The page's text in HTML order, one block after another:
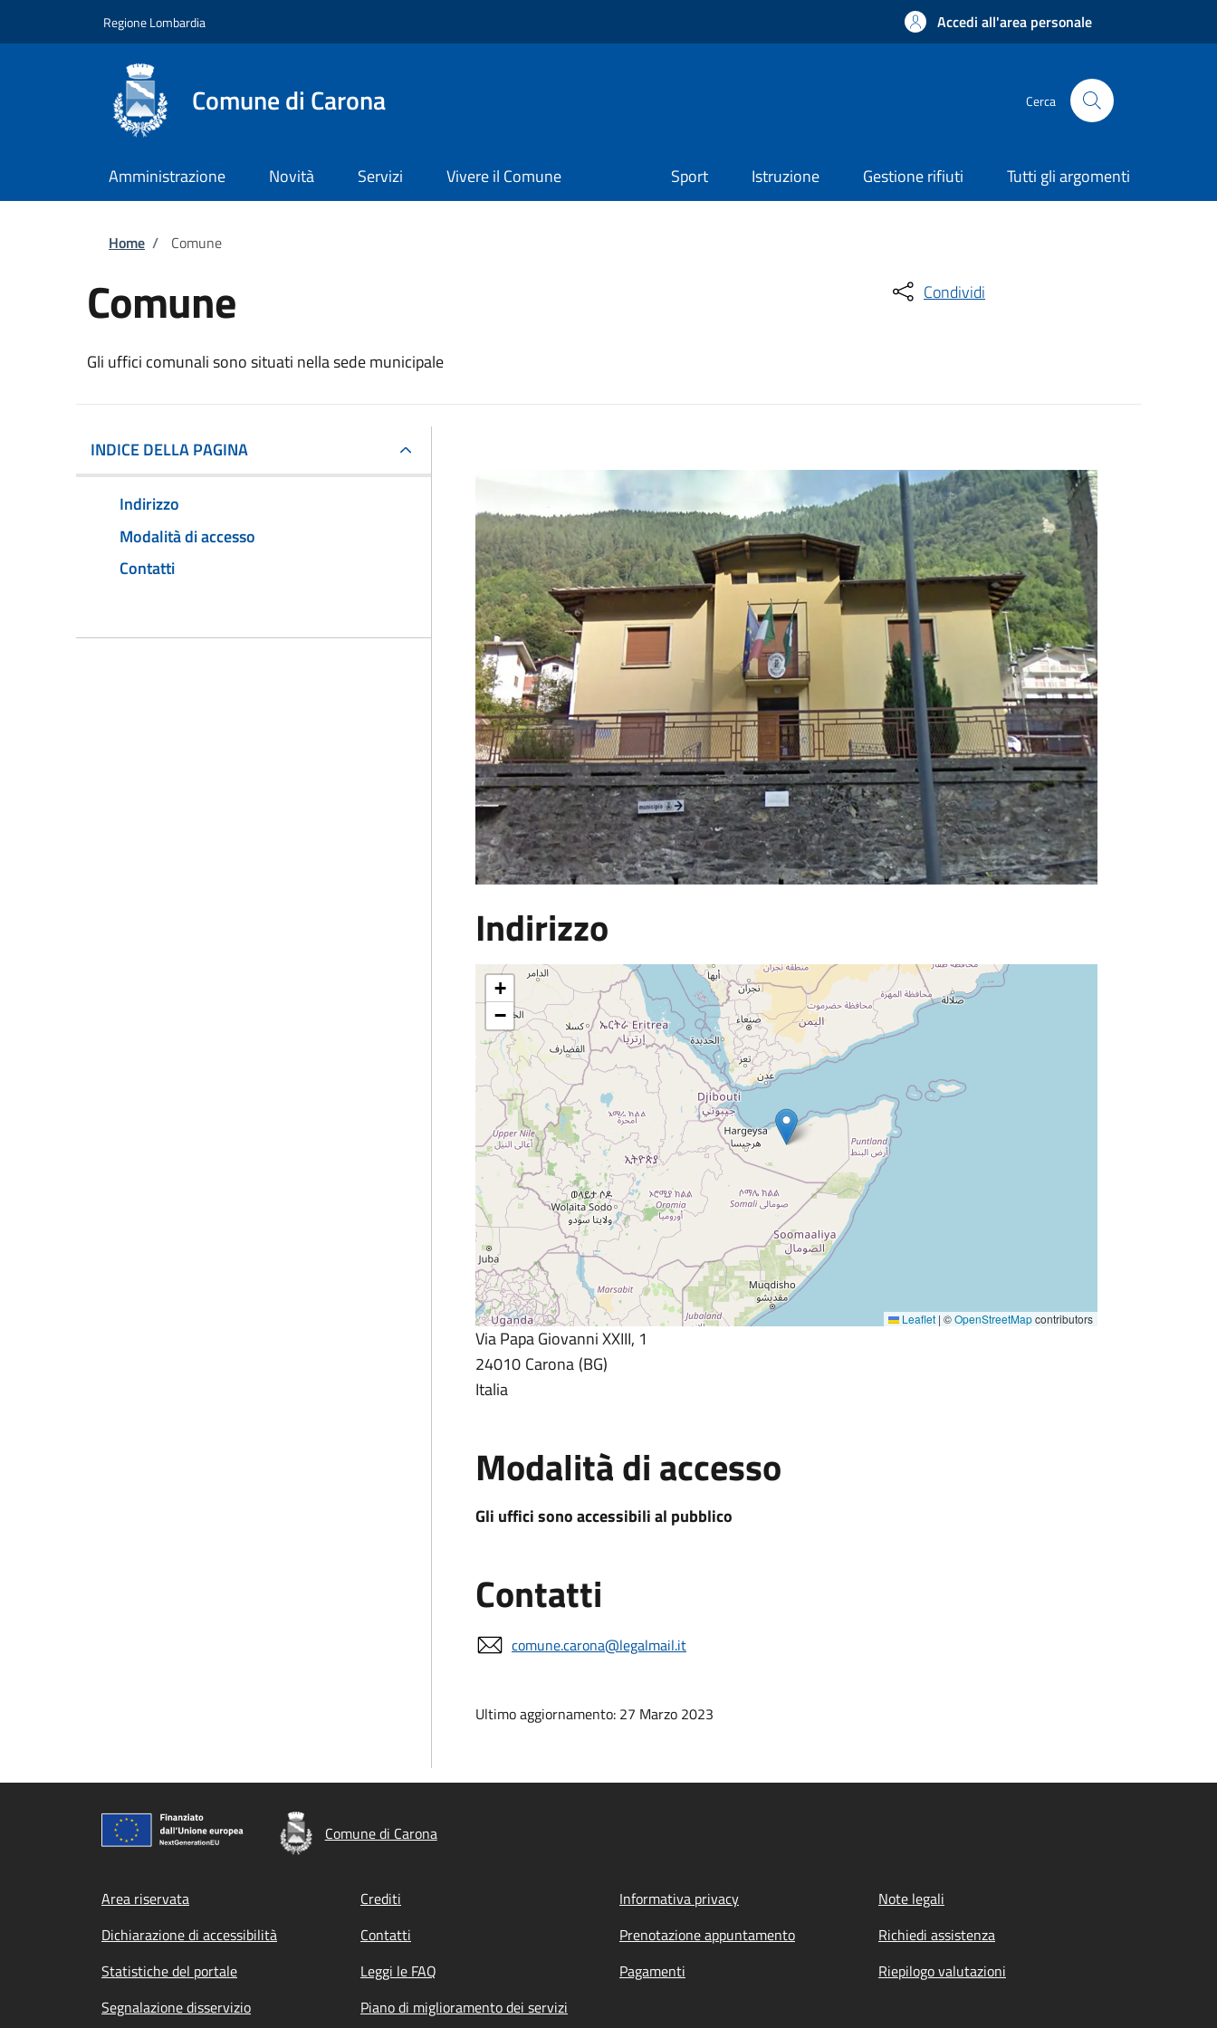
Regione Lombardia Accedi all'area personale
Comune di Carona Cerca
Amministrazione Novità Servizi Vivere il Comune Sport Istruzione Gestione rifiuti Tutti gli argomenti
Briciole di pane
Home / Comune
Comune
Gli uffici comunali sono situati nella sede municipale
Condividi
INDICE DELLA PAGINA
Indirizzo
Modalità di accesso
Contatti
Indirizzo
+
−
Leaflet | ©OpenStreetMapcontributors
Via Papa Giovanni XXIII, 1
24010 Carona BG
Italia
Modalità di accesso
Gli uffici sono accessibili al pubblico
Contatti
comune.carona@legalmail.it
Ultimo aggiornamento: 27 Marzo 2023
Comune di Carona
Footer menu
Area riservata Crediti Informativa privacy
Note legali
Dichiarazione di accessibilità
Contatti Prenotazione appuntamento
Richiedi assistenza
Statistiche del portale
Leggi le FAQ Pagamenti
Riepilogo valutazioni
Segnalazione disservizio
Piano di miglioramento dei servizi